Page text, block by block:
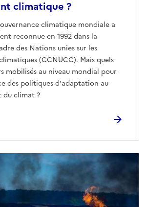
climatique ?
climatique mondiale a
reconnue en 1992 dans la
des Nations unies sur les
(CCNUCC). Mais quels
mobilisés au niveau mondial pour
des politiques d'adaptation au
du climat ?